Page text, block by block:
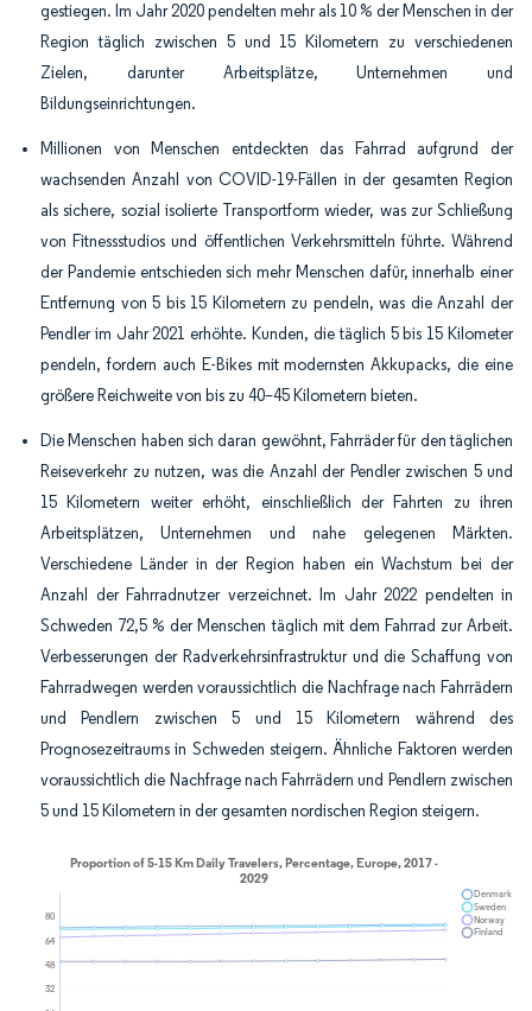
gestiegen. Im Jahr 2020 pendelten mehr als 10 % der Menschen in der
Region täglich zwischen 5 und 15 Kilometern zu verschiedenen
Zielen, darunter Arbeitsplätze, Unternehmen und
Bildungseinrichtungen.
Millionen von Menschen entdeckten das Fahrrad aufgrund der
wachsenden Anzahl von COVID-19-Fällen in der gesamten Region
als sichere, sozial isolierte Transportform wieder, was zur Schließung
von Fitnessstudios und öffentlichen Verkehrsmitteln führte. Während
der Pandemie entschieden sich mehr Menschen dafür, innerhalb einer
Entfernung von 5 bis 15 Kilometern zu pendeln, was die Anzahl der
Pendler im Jahr 2021 erhöhte. Kunden, die täglich 5 bis 15 Kilometer
pendeln, fordern auch E-Bikes mit modernsten Akkupacks, die eine
größere Reichweite von bis zu 40–45 Kilometern bieten.
Die Menschen haben sich daran gewöhnt, Fahrräder für den täglichen
Reiseverkehr zu nutzen, was die Anzahl der Pendler zwischen 5 und
15 Kilometern weiter erhöht, einschließlich der Fahrten zu ihren
Arbeitsplätzen, Unternehmen und nahe gelegenen Märkten.
Verschiedene Länder in der Region haben ein Wachstum bei der
Anzahl der Fahrradnutzer verzeichnet. Im Jahr 2022 pendelten in
Schweden 72,5 % der Menschen täglich mit dem Fahrrad zur Arbeit.
Verbesserungen der Radverkehrsinfrastruktur und die Schaffung von
Fahrradwegen werden voraussichtlich die Nachfrage nach Fahrrädern
und Pendlern zwischen 5 und 15 Kilometern während des
Prognosezeitraums in Schweden steigern. Ähnliche Faktoren werden
voraussichtlich die Nachfrage nach Fahrrädern und Pendlern zwischen
5 und 15 Kilometern in der gesamten nordischen Region steigern.